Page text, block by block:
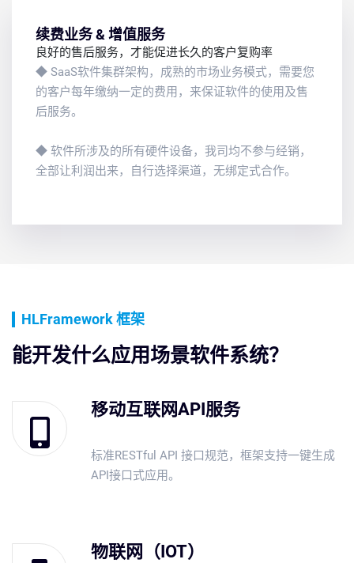
续费业务 & 增值服务
良好的售后服务，才能促进长久的客户复购率
◆ SaaS软件集群架构，成熟的市场业务模式，需要您
的客户每年缴纳一定的费用，来保证软件的使用及售
后服务。
◆ 软件所涉及的所有硬件设备，我司均不参与经销，
全部让利润出来，自行选择渠道，无绑定式合作。
HLFramework 框架
能开发什么应用场景软件系统？
移动互联网API服务
标准RESTful API 接口规范，框架支持一键生成
API接口式应用。
物联网（IOT）